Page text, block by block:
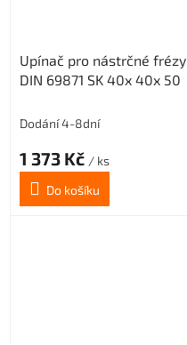
Upínač pro nástrčné frézy
DIN 69871 SK 40x 40x 50
Dodání 4-8dní
1 373 Kč / ks
Do košíku